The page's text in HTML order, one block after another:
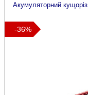
Акумуляторний кущоріз
-36%